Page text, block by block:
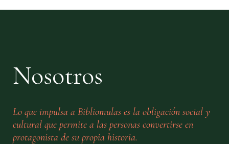
Nosotros
Lo que impulsa a Bibliomulas es la obligación social y
cultural que permite a las personas convertirse en
protagonista de su propia historia.